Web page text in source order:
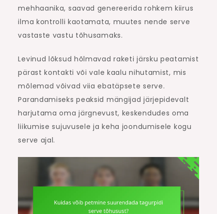
mehhaanika, saavad genereerida rohkem kiirus
ilma kontrolli kaotamata, muutes nende serve
vastaste vastu tõhusamaks.
Levinud lõksud hõlmavad raketi järsku peatamist
pärast kontakti või vale kaalu nihutamist, mis
mõlemad võivad viia ebatäpsete serve.
Parandamiseks peaksid mängijad järjepidevalt
harjutama oma järgnevust, keskendudes oma
liikumise sujuvusele ja keha joondumisele kogu
serve ajal.